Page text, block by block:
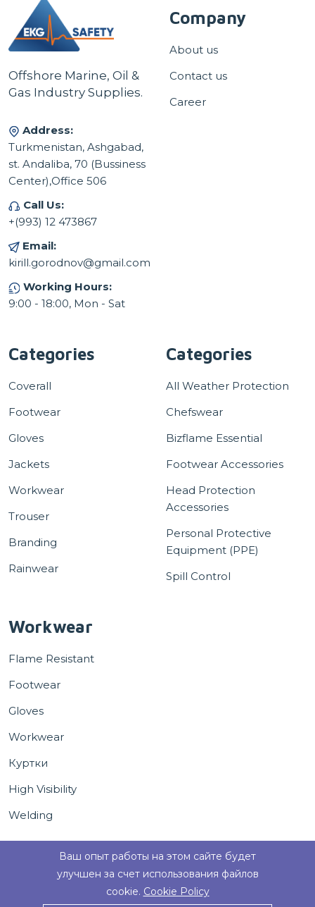
Offshore Marine, Oil &
Gas Industry Supplies.
Address:
Turkmenistan, Ashgabad,
st. Andaliba, 70 (Bussiness
Center),Office 506
Call Us:
+(993) 12 473867
Email:
kirill.gorodnov@gmail.com
Working Hours:
9:00 - 18:00, Mon - Sat
Company
About us
Contact us
Career
Categories
Coverall
Footwear
Gloves
Jackets
Workwear
Trouser
Branding
Rainwear
Categories
All Weather Protection
Chefswear
Bizflame Essential
Footwear Accessories
Head Protection
Accessories
Personal Protective
Equipment (PPE)
Spill Control
Workwear
Flame Resistant
Footwear
Gloves
Workwear
Куртки
High Visibility
Welding
Ваш опыт работы на этом сайте будет
улучшен за счет использования файлов
cookie. Cookie Policy